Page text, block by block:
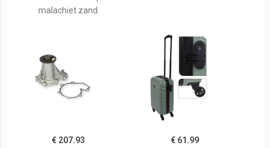
malachiet zand
€ 207.93
€ 61.99